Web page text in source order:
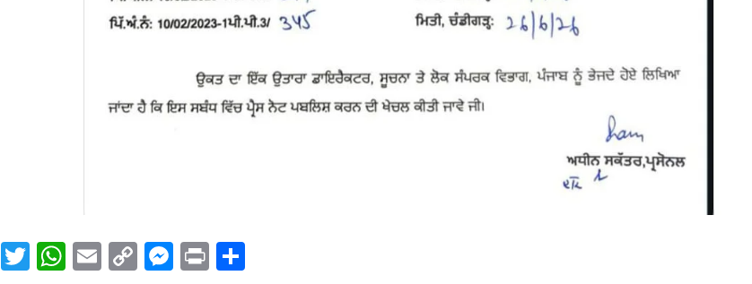
Facebook
Twitter
WhatsApp
Email
CopyMessenger
Print